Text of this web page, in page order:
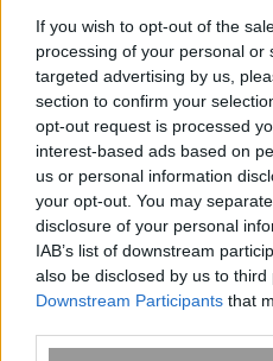
If you wish to opt-out of the
processing of your personal or
targeted advertising by us,
section to confirm your
opt-out request is processed
interest-based ads based on
us or personal information
your opt-out. You may
disclosure of your personal
IAB’s list of downstream
also be disclosed by us to third
Downstream Participants that
08:11 , 11 Ιανουαρίου 2017